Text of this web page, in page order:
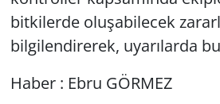
bitkilerde oluşabilecek
bilgilendirerek, uyarılarda
Haber : Ebru GÖRMEZ